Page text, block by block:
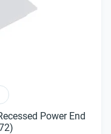
Power End